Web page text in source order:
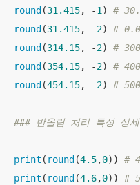
round (31.415, -1 ) #
round (31.415, -2) # 0.0
round (314.15, -2) #
round (354.15, -2) #
round (454.15, -2) #
### 반올림 처리 특성 상
print ( round (4.5,0)) #
print ( round (4.6,0)) #